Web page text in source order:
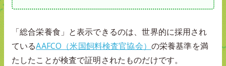
「総合栄養食」と表示できるのは、世界的に採用され
ているAAFCO（米国飼料検査官協会） の栄養基準を満
たしたことが検査で証明されたものだけです。